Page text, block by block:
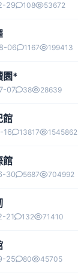
29 108 53672
06 1167 199413
園*
07 38 28639
館
16 13817 1545862
館
30 5687 704992
21 132 71410
25 80 45705